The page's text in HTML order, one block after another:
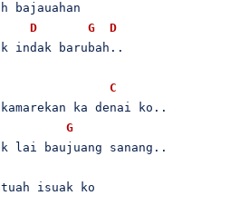
bajauahan
D G
D
indak barubah..
C
ka denai ko..
G
lai baujuang sanang..
isuak ko